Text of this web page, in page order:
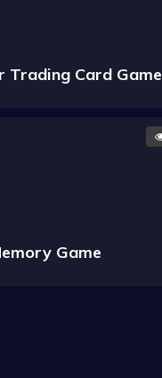
Trading Card Game
Game